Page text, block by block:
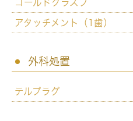
ゴールドクラスプ
アタッチメント（1歯）
外科処置
テルプラグ